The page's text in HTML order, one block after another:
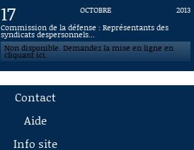
17 OCTOBRE
2013
Commission de la défense : Représentants des
syndicats despersonnels...
Non disponible. Demandez la mise en ligne en
cliquant ici.
Contact
Aide
Info site